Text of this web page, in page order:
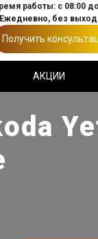
работы: с 08:00
Ежедневно, без
Получить
АКЦИИ